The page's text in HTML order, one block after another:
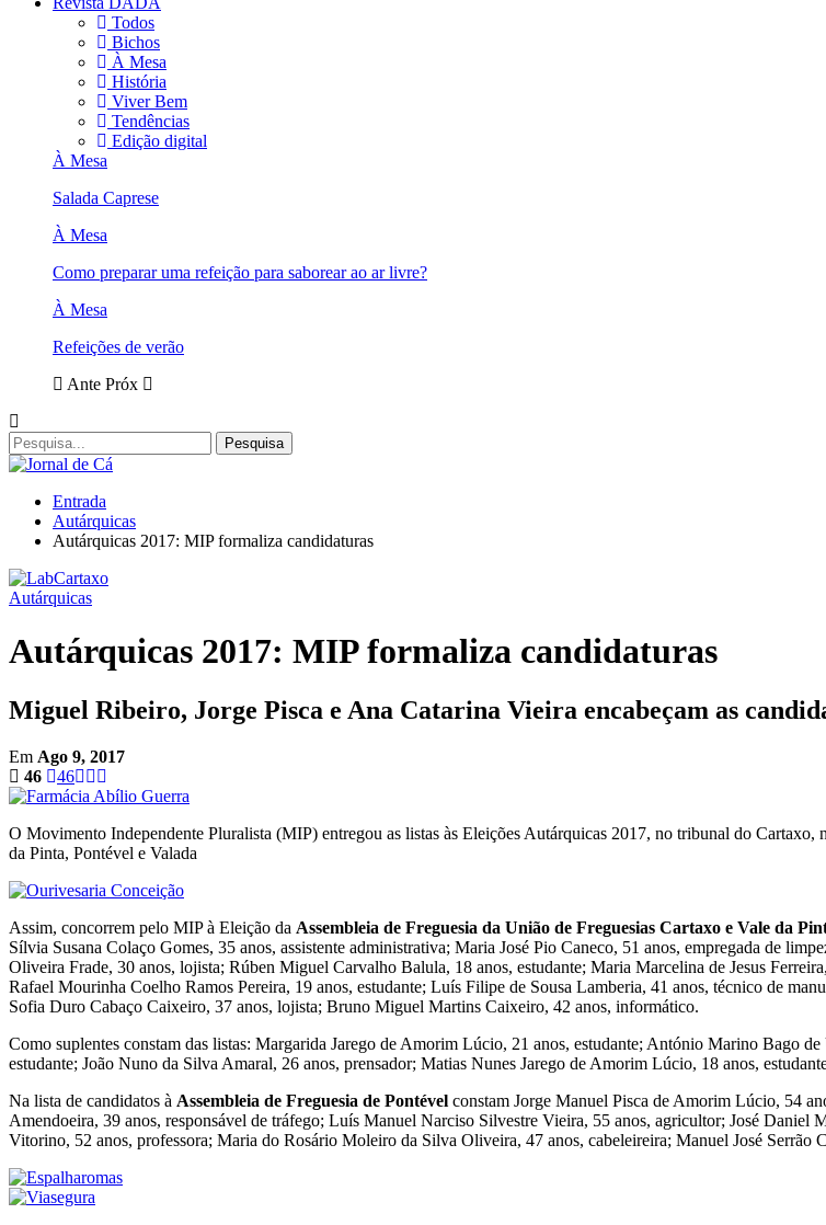
Todos
Bichos
À Mesa
História
Viver Bem
Tendências
Edição digital
À Mesa
Salada Caprese
À Mesa
Como preparar uma refeição para saborear ao ar livre?
À Mesa
Refeições de verão
Ante Próx
Entrada
Autárquicas
Autárquicas 2017: MIP formaliza candidaturas
Autárquicas
Autárquicas 2017: MIP formaliza candidaturas
Miguel Ribeiro, Jorge Pisca e Ana Catarina Vieira encabeçam as
Em Ago 9, 2017
46
46
O Movimento Independente Pluralista (MIP) entregou as listas às Eleições Autárquicas 2017, no tribunal do Cartaxo,
da Pinta, Pontével e Valada
Assim, concorrem pelo MIP à Eleição da Assembleia de Freguesia da União de Freguesias Cartaxo e Vale da
Sílvia Susana Colaço Gomes, 35 anos, assistente administrativa; Maria José Pio Caneco, 51 anos, empregada de
Oliveira Frade, 30 anos, lojista; Rúben Miguel Carvalho Balula, 18 anos, estudante; Maria Marcelina de Jesus
Rafael Mourinha Coelho Ramos Pereira, 19 anos, estudante; Luís Filipe de Sousa Lamberia, 41 anos, técnico de
Sofia Duro Cabaço Caixeiro, 37 anos, lojista; Bruno Miguel Martins Caixeiro, 42 anos, informático.
Como suplentes constam das listas: Margarida Jarego de Amorim Lúcio, 21 anos, estudante; António Marino Bago
estudante; João Nuno da Silva Amaral, 26 anos, prensador; Matias Nunes Jarego de Amorim Lúcio, 18 anos,
Na lista de candidatos à Assembleia de Freguesia de Pontével constam Jorge Manuel Pisca de Amorim Lúcio, 54
Amendoeira, 39 anos, responsável de tráfego; Luís Manuel Narciso Silvestre Vieira, 55 anos, agricultor; José Daniel
Vitorino, 52 anos, professora; Maria do Rosário Moleiro da Silva Oliveira, 47 anos, cabeleireira; Manuel José